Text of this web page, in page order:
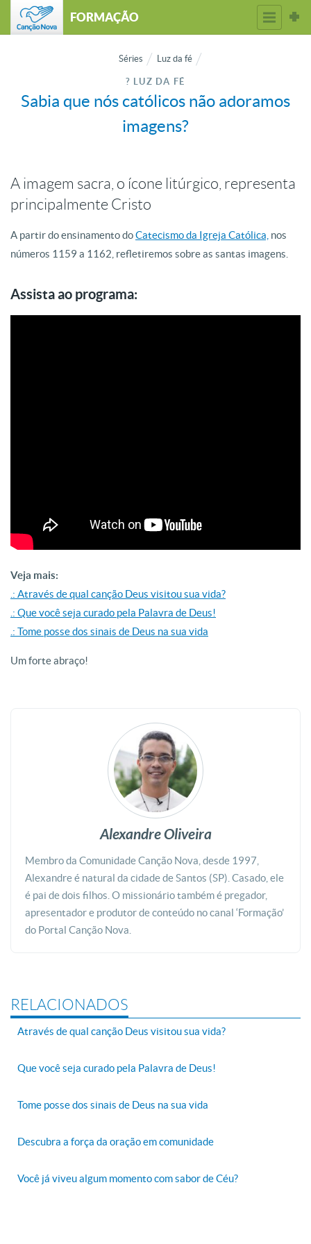
FORMAÇÃO
Séries Luz da fé
? LUZ DA FÉ
Sabia que nós católicos não adoramos
imagens?
A imagem sacra, o ícone litúrgico, representa
principalmente Cristo
A partir do ensinamento doCatecismo da Igreja Católica, nos
números 1159 a 1162, refletiremos sobre as santas imagens.
Assista ao programa:
Veja mais:
.: Através de qual canção Deus visitou sua vida?
.: Que você seja curado pela Palavra de Deus!
.: Tome posse dos sinais de Deus na sua vida
Um forte abraço!
Alexandre Oliveira
Membro da Comunidade Canção Nova, desde 1997,
Alexandre é natural da cidade de Santos (SP). Casado, ele
é pai de dois filhos. O missionário também é pregador,
apresentador e produtor de conteúdo no canal ‘Formação’
do Portal Canção Nova.
RELACIONADOS
Através de qual canção Deus visitou sua vida?
Que você seja curado pela Palavra de Deus!
Tome posse dos sinais de Deus na sua vida
Descubra a força da oração em comunidade
Você já viveu algum momento com sabor de Céu?